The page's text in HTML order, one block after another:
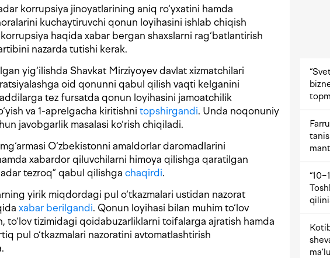
korrupsiya jinoyatlarining aniq ro‘yxatini hamda
kuchaytiruvchi qonun loyihasini ishlab chiqish
haqida xabar bergan shaxslarni rag‘batlantirish
nazarda tutishi kerak.
yig‘ilishda Shavkat Mirziyoyev davlat xizmatchilari
oid qonunni qabul qilish vaqti kelganini
tez fursatda qonun loyihasini jamoatchilik
va 1-aprelgacha kiritishni topshirgandi. Unda noqonuniy
javobgarlik masalasi ko‘rish chiqiladi.
O‘zbekistonni amaldorlar daromadlarini
xabardor qiluvchilarni himoya qilishga qaratilgan
tezroq” qabul qilishga chaqirdi.
yirik miqdordagi pul o‘tkazmalari ustidan nazorat
xabar berilgandi. Qonun loyihasi bilan muhim to‘lov
to‘lov tizimidagi qoidabuzarliklarni toifalarga ajratish hamda
pul o‘tkazmalari nazoratini avtomatlashtirish